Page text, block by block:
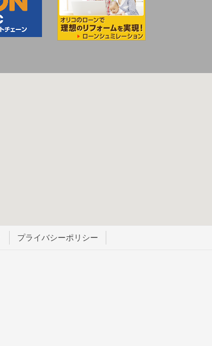
プライバシーポリシー